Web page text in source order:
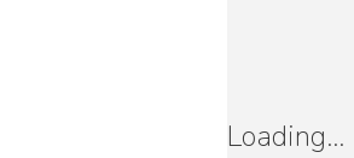
Loading...